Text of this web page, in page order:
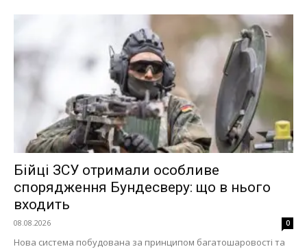
Бійці ЗСУ отримали особливе
спорядження Бундесверу: що в нього
входить
08.08.2026 0
Нова система побудована за принципом багатошаровості та